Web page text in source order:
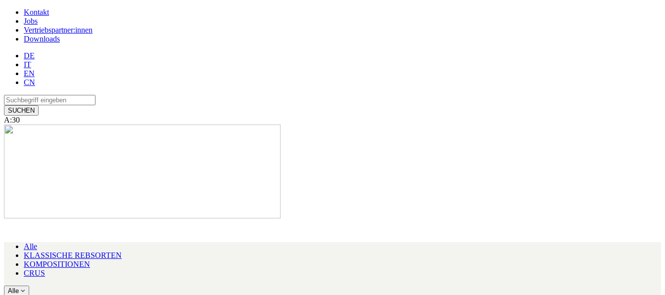
Kontakt
Jobs
Vertriebspartner:innen
Downloads
DE
IT
EN
CN
A:30
Alle
KLASSISCHE REBSORTEN
KOMPOSITIONEN
CRUS
Alle